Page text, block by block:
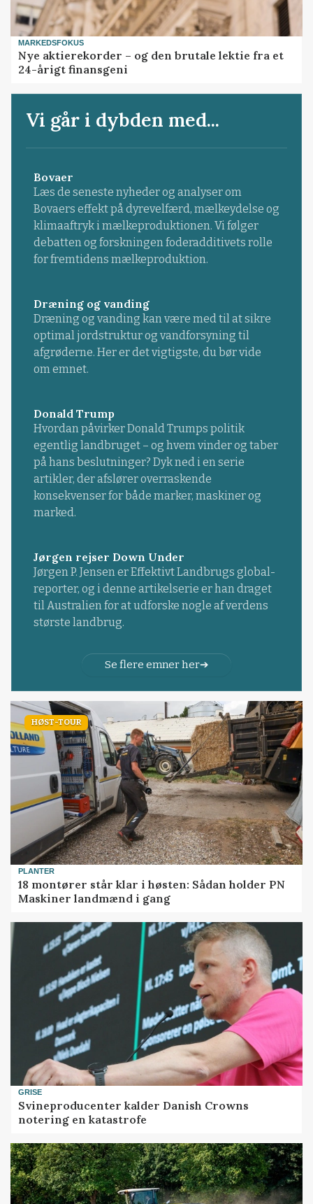
MARKEDSFOKUS
Nye aktierekorder – og den brutale lektie fra et
24-årigt finansgeni
Vi går i dybden med...
Bovaer
Læs de seneste nyheder og analyser om
Bovaers effekt på dyrevelfærd, mælkeydelse og
klimaaftryk i mælkeproduktionen. Vi følger
debatten og forskningen foderadditivets rolle
for fremtidens mælkeproduktion.
Dræning og vanding
Dræning og vanding kan være med til at sikre
optimal jordstruktur og vandforsyning til
afgrøderne. Her er det vigtigste, du bør vide
om emnet.
Donald Trump
Hvordan påvirker Donald Trumps politik
egentlig landbruget – og hvem vinder og taber
på hans beslutninger? Dyk ned i en serie
artikler, der afslører overraskende
konsekvenser for både marker, maskiner og
marked.
Jørgen rejser Down Under
Jørgen P. Jensen er Effektivt Landbrugs global-
reporter, og i denne artikelserie er han draget
til Australien for at udforske nogle af verdens
største landbrug.
Se flere emner her
HØST-TOUR
PLANTER
18 montører står klar i høsten: Sådan holder PN
Maskiner landmænd i gang
GRISE
Svineproducenter kalder Danish Crowns
notering en katastrofe